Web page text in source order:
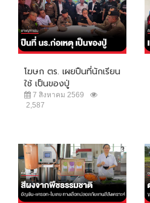
โฆษก ตร. เผยปืนที่นักเรียน
ใช้ เป็นของปู่
7 สิงหาคม 2569
2,587